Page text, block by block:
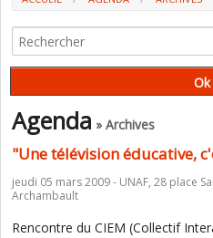
Agenda » Archives
"Une télévision éducative,
jeudi 05 mars 2009 - UNAF, 28 place
Archambault
Rencontre du CIEM (Collectif